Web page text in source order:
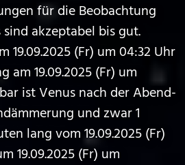
für die Beobachtung
akzeptabel bis gut.
19.09.2025 (Fr) um 04:32 Uhr
am 19.09.2025 (Fr) um
ist Venus nach der Abend-
und zwar 1
lang vom 19.09.2025 (Fr)
19.09.2025 (Fr) um